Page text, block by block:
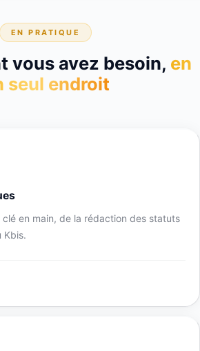
EN PRATIQUE
vous avez besoin, en
seul endroit
en main, de la rédaction des statuts
Kbis.